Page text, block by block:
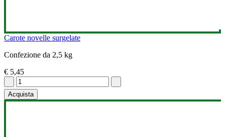
Carote novelle surgelate
Confezione da 2,5 kg
€ 5,45
Acquista